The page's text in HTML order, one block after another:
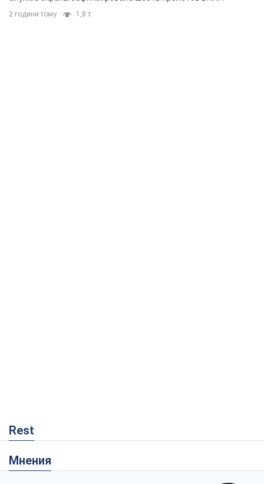
2 години тому 1,8 т.
Rest
Мнения